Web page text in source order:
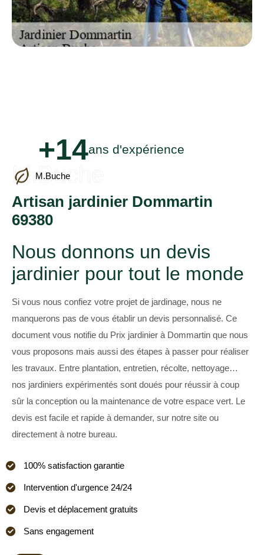
+14ans d'expérience
M.Buche
M.Buche
Artisan jardinier Dommartin
69380
Nous donnons un devis
jardinier pour tout le monde
Si vous nous confiez votre projet de jardinage, nous ne
manquerons pas de vous établir un devis personnalisé. Ce
document vous notifie du Prix jardinier à Dommartin que nous
vous proposons mais aussi des étapes à passer pour réaliser
les travaux. Entre plantation, entretien, récolte, nettoyage…
nos jardiniers expérimentés sont doués pour réussir à coup
sûr la conception ou la maintenance de votre espace vert. Le
devis est facile et rapide à demander, sur notre site ou
directement à notre bureau.
100% satisfaction garantie
Intervention d'urgence 24/24
Devis et déplacement gratuits
Sans engagement